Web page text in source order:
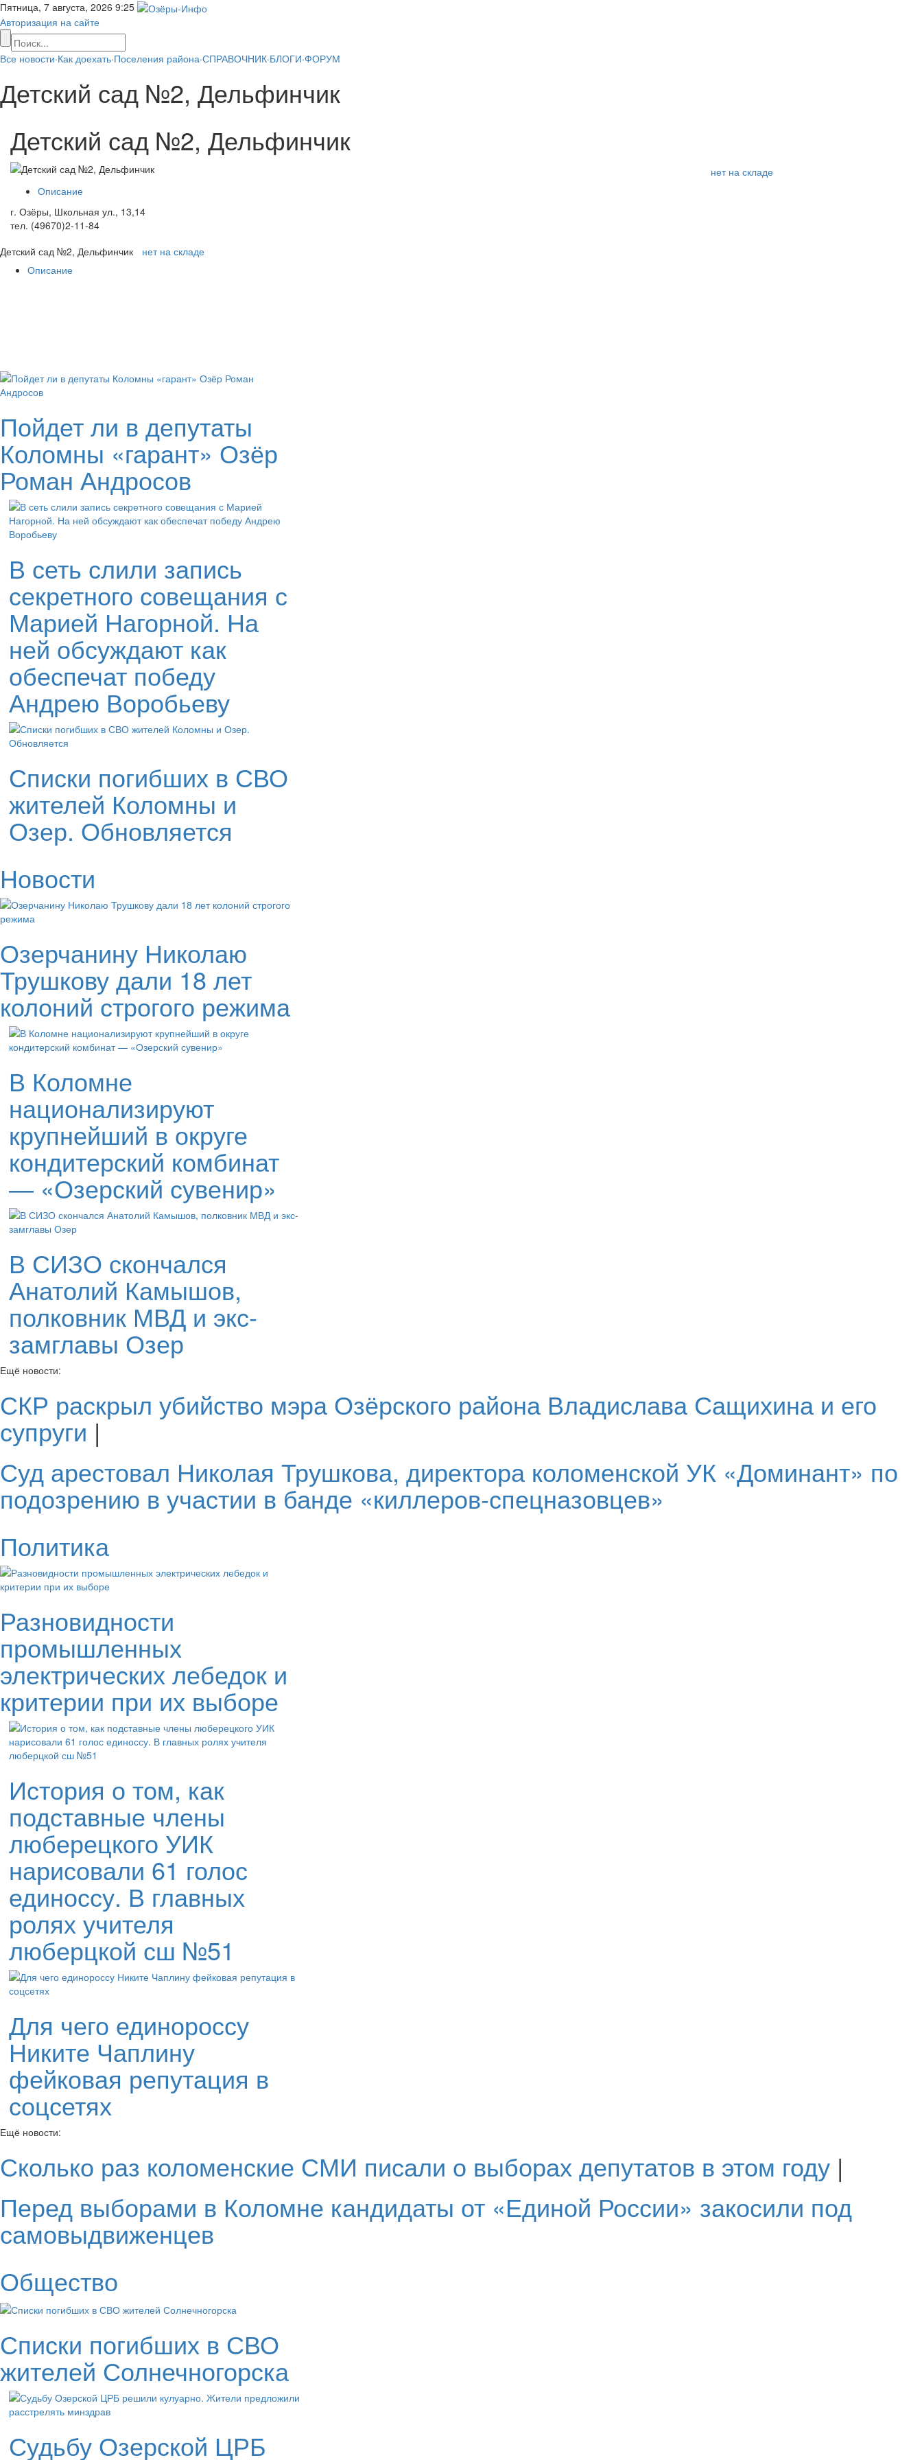
Пятница, 7 августа, 2026 9:25
Авторизация на сайте
Все новости·Как доехать·Поселения района·СПРАВОЧНИК·БЛОГИ·ФОРУМ
Детский сад №2, Дельфинчик
Детский сад №2, Дельфинчик
нет на складе
Описание
г. Озёры, Школьная ул., 13,14
тел. (49670)2-11-84
Детский сад №2, Дельфинчик
нет на складе
Описание
Пойдет ли в депутаты
Коломны «гарант» Озёр
Роман Андросов
В сеть слили запись
секретного совещания с
Марией Нагорной. На
ней обсуждают как
обеспечат победу
Андрею Воробьеву
Списки погибших в СВО
жителей Коломны и
Озер. Обновляется
Новости
Озерчанину Николаю
Трушкову дали 18 лет
колоний строгого режима
В Коломне
национализируют
крупнейший в округе
кондитерский комбинат
— «Озерский сувенир»
В СИЗО скончался
Анатолий Камышов,
полковник МВД и экс-
замглавы Озер
Ещё новости:
СКР раскрыл убийство мэра Озёрского района Владислава Сащихина и его
супруги |
Суд арестовал Николая Трушкова, директора коломенской УК «Доминант» по
подозрению в участии в банде «киллеров-спецназовцев»
Политика
Разновидности
промышленных
электрических лебедок и
критерии при их выборе
История о том, как
подставные члены
люберецкого УИК
нарисовали 61 голос
единоссу. В главных
ролях учителя
люберцкой сш №51
Для чего единороссу
Никите Чаплину
фейковая репутация в
соцсетях
Ещё новости:
Сколько раз коломенские СМИ писали о выборах депутатов в этом году |
Перед выборами в Коломне кандидаты от «Единой России» закосили под
самовыдвиженцев
Общество
Списки погибших в СВО
жителей Солнечногорска
Судьбу Озерской ЦРБ